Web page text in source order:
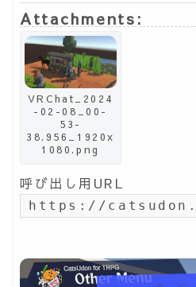
Attachments:
VRChat_2024
-02-08_00-
53-
38.956_1920x
1080.png
呼び出し用URL
https://